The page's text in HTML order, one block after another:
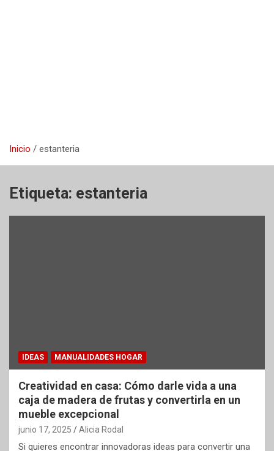
Inicio estanteria
Etiqueta: estanteria
IDEAS MANUALIDADES HOGAR
Creatividad en casa: Cómo darle vida a una
caja de madera de frutas y convertirla en un
mueble excepcional
junio 17, 2025 Alicia Rodal
Si quieres encontrar innovadoras ideas para convertir una